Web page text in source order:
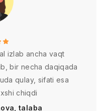
izlab ancha vaqt
bir necha daqiqada
qulay, sifati esa
chiqdi
talaba